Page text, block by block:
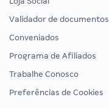
Validador de documentos
Conveniados
Programa de Afiliados
Trabalhe Conosco
Preferências de Cookies